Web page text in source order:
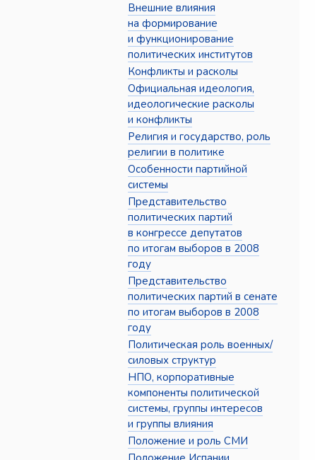
Внешние влияния
на формирование
и функционирование
политических институтов
Конфликты и расколы
Официальная идеология,
идеологические расколы
и конфликты
Религия и государство, роль
религии в политике
Особенности партийной
системы
Представительство
политических партий
в конгрессе депутатов
по итогам выборов в 2008
году
Представительство
политических партий в сенате
по итогам выборов в 2008
году
Политическая роль военных/
силовых структур
НПО, корпоративные
компоненты политической
системы, группы интересов
и группы влияния
Положение и роль СМИ